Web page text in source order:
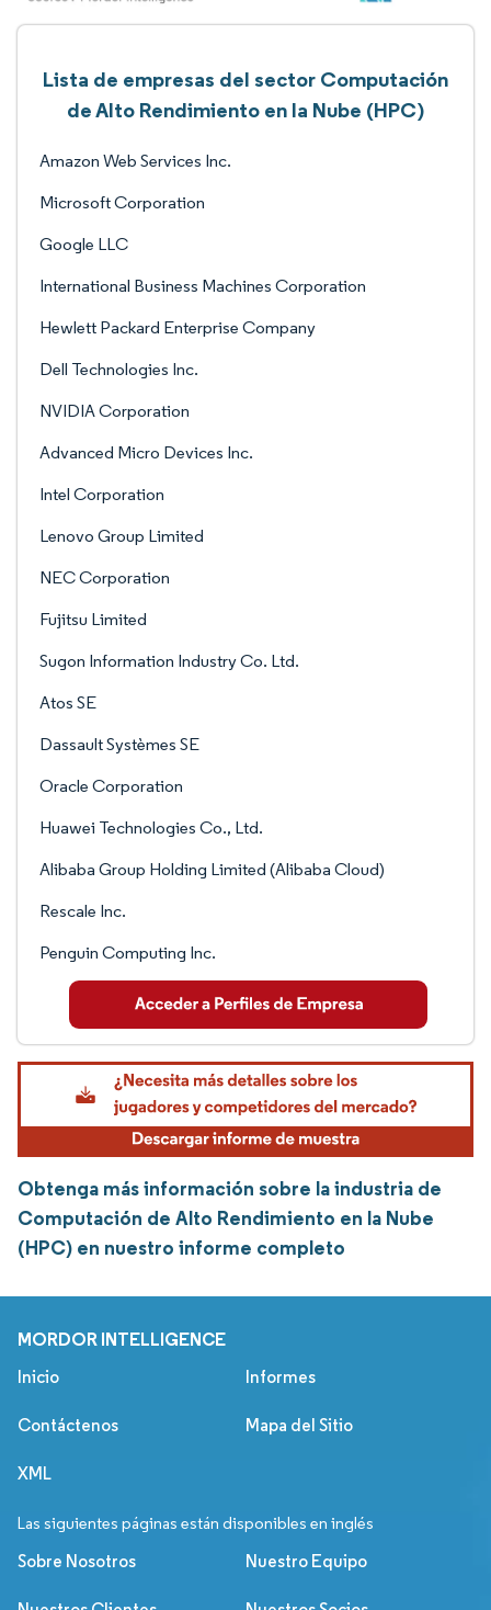
Lista de empresas del sector Computación
de Alto Rendimiento en la Nube (HPC)
Amazon Web Services Inc.
Microsoft Corporation
Google LLC
International Business Machines Corporation
Hewlett Packard Enterprise Company
Dell Technologies Inc.
NVIDIA Corporation
Advanced Micro Devices Inc.
Intel Corporation
Lenovo Group Limited
NEC Corporation
Fujitsu Limited
Sugon Information Industry Co. Ltd.
Atos SE
Dassault Systèmes SE
Oracle Corporation
Huawei Technologies Co., Ltd.
Alibaba Group Holding Limited (Alibaba Cloud)
Rescale Inc.
Penguin Computing Inc.
Obtenga más información sobre la industria de
Computación de Alto Rendimiento en la Nube
(HPC) en nuestro informe completo
MORDOR INTELLIGENCE
Inicio Informes
Contáctenos Mapa del Sitio
XML
Las siguientes páginas están disponibles en inglés
Sobre Nosotros Nuestro Equipo